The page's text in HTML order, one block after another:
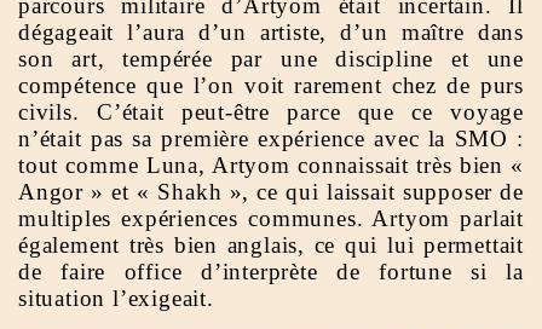
parcours militaire d’Artyom était incertain. Il
dégageait l’aura d’un artiste, d’un maître dans
son art, tempérée par une discipline et une
compétence que l’on voit rarement chez de purs
civils. C’était peut-être parce que ce voyage
n’était pas sa première expérience avec la SMO :
tout comme Luna, Artyom connaissait très bien «
Angor » et « Shakh », ce qui laissait supposer de
multiples expériences communes. Artyom parlait
également très bien anglais, ce qui lui permettait
de faire office d’interprète de fortune si la
situation l’exigeait.